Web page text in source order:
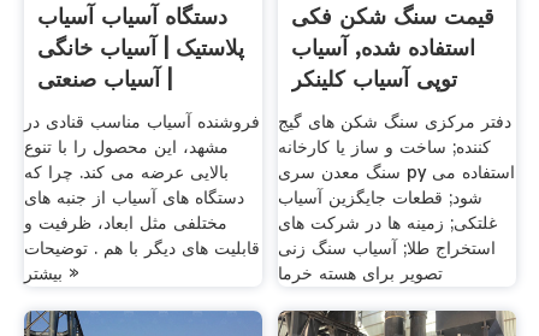
دستگاه آسیاب آسیاب
پلاستیک | آسیاب خانگی
| آسیاب صنعتی
فروشنده آسیاب مناسب قنادی در
مشهد، این محصول را با تنوع
بالایی عرضه می کند. چرا که
دستگاه های آسیاب از جنبه های
مختلفی مثل ابعاد، ظرفیت و
قابلیت های دیگر با هم . توضیحات
بیشتر »
قیمت سنگ شکن فکی
استفاده شده, آسیاب
توپی آسیاب کلینکر
دفتر مرکزی سنگ شکن های گیج
کننده; ساخت و ساز یا کارخانه
سنگ معدن سری py استفاده می
شود; قطعات جایگزین آسیاب
غلتکی; زمینه ها در شرکت های
استخراج طلا; آسیاب سنگ زنی
تصویر برای هسته خرما